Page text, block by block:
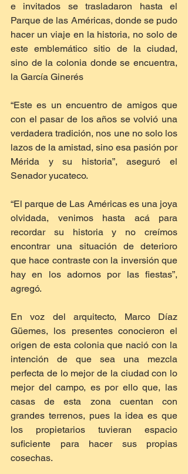
e invitados se trasladaron hasta el
Parque de las Américas, donde se pudo
hacer un viaje en la historia, no solo de
este emblemático sitio de la ciudad,
sino de la colonia donde se encuentra,
la García Ginerés
“Este es un encuentro de amigos que
con el pasar de los años se volvió una
verdadera tradición, nos une no solo los
lazos de la amistad, sino esa pasión por
Mérida y su historia”, aseguró el
Senador yucateco.
“El parque de Las Américas es una joya
olvidada, venimos hasta acá para
recordar su historia y no creímos
encontrar una situación de deterioro
que hace contraste con la inversión que
hay en los adornos por las fiestas”,
agregó.
En voz del arquitecto, Marco Díaz
Güemes, los presentes conocieron el
origen de esta colonia que nació con la
intención de que sea una mezcla
perfecta de lo mejor de la ciudad con lo
mejor del campo, es por ello que, las
casas de esta zona cuentan con
grandes terrenos, pues la idea es que
los propietarios tuvieran espacio
suficiente para hacer sus propias
cosechas.